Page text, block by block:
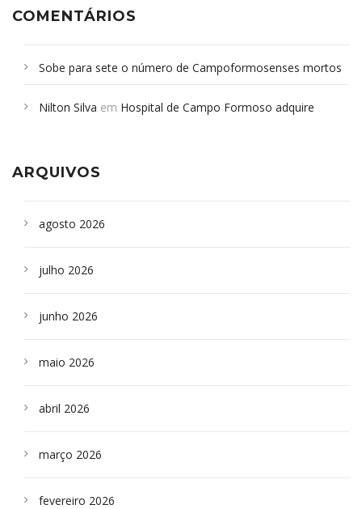
COMENTÁRIOS
Sobe para sete o número de Campoformosenses mortos
Campoformosenses que morreram em desabamentos são
Nilton Silva em Hospital de Campo Formoso adquire
ARQUIVOS
agosto 2026
julho 2026
junho 2026
maio 2026
abril 2026
março 2026
fevereiro 2026